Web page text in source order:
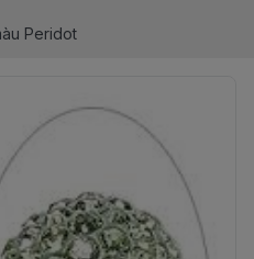
Peridot